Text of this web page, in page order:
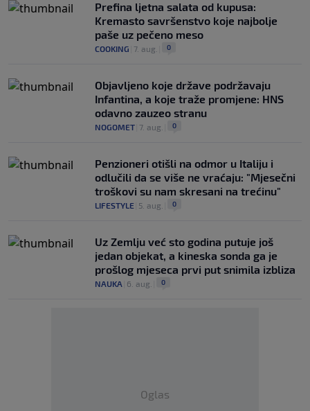
Prefina ljetna salata od kupusa:
Kremasto savršenstvo koje najbolje
paše uz pečeno meso
COOKING 7. aug. 0
Objavljeno koje države podržavaju
Infantina, a koje traže promjene: HNS
odavno zauzeo stranu
NOGOMET 7. aug. 0
Penzioneri otišli na odmor u Italiju i
odlučili da se više ne vraćaju: "Mjesečni
troškovi su nam skresani na trećinu"
LIFESTYLE 5. aug. 0
Uz Zemlju već sto godina putuje još
jedan objekat, a kineska sonda ga je
prošlog mjeseca prvi put snimila izbliza
NAUKA 6. aug. 0
Oglas